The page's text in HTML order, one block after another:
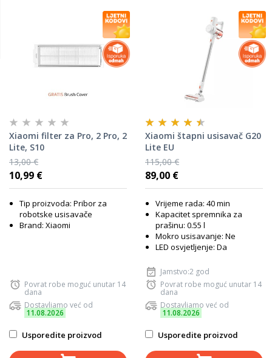
Xiaomi filter za Pro, 2 Pro, 2
Lite, S10
13,00 €
10,99 €
Tip proizvoda: Pribor za
robotske usisavače
Brand: Xiaomi
Povrat robe moguć unutar 14
dana
Dostavljamo već od
11.08.2026
Usporedite proizvod
Xiaomi štapni usisavač G20
Lite EU
115,00 €
89,00 €
Vrijeme rada: 40 min
Kapacitet spremnika za
prašinu: 0.55 l
Mokro usisavanje: Ne
LED osvjetljenje: Da
Jamstvo:2 god
Povrat robe moguć unutar 14
dana
Dostavljamo već od
11.08.2026
Usporedite proizvod